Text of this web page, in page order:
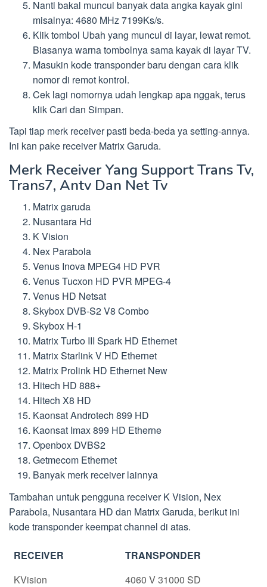
Nanti bakal muncul banyak data angka kayak gini
misalnya: 4680 MHz 7199Ks/s.
Klik tombol Ubah yang muncul di layar, lewat remot.
Biasanya warna tombolnya sama kayak di layar TV.
Masukin kode transponder baru dengan cara klik
nomor di remot kontrol.
Cek lagi nomornya udah lengkap apa nggak, terus
klik Cari dan Simpan.
Tapi tiap merk receiver pasti beda-beda ya setting-annya.
Ini kan pake receiver Matrix Garuda.
Merk Receiver Yang Support Trans Tv,
Trans7, Antv Dan Net Tv
Matrix garuda
Nusantara Hd
K Vision
Nex Parabola
Venus Inova MPEG4 HD PVR
Venus Tucxon HD PVR MPEG-4
Venus HD Netsat
Skybox DVB-S2 V8 Combo
Skybox H-1
Matrix Turbo III Spark HD Ethernet
Matrix Starlink V HD Ethernet
Matrix Prolink HD Ethernet New
Hitech HD 888+
Hitech X8 HD
Kaonsat Androtech 899 HD
Kaonsat Imax 899 HD Etherne
Openbox DVBS2
Getmecom Ethernet
Banyak merk receiver lainnya
Tambahan untuk pengguna receiver K Vision, Nex
Parabola, Nusantara HD dan Matrix Garuda, berikut ini
kode transponder keempat channel di atas.
RECEIVER
TRANSPONDER
KVision
4060 V 31000 SD